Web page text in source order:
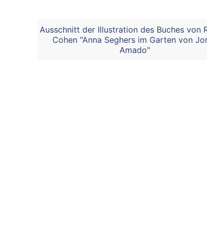
Ausschnitt der Illustration des Buches von
Cohen "Anna Seghers im Garten von
Amado"